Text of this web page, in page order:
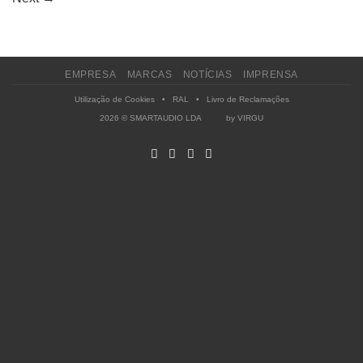
EMPRESA MARCAS NOTÍCIAS IMPRENSA
Utilização de Cookies• RAL • Livro de Reclamações
2026 © SMARTAUDIO LDA by VIRGU